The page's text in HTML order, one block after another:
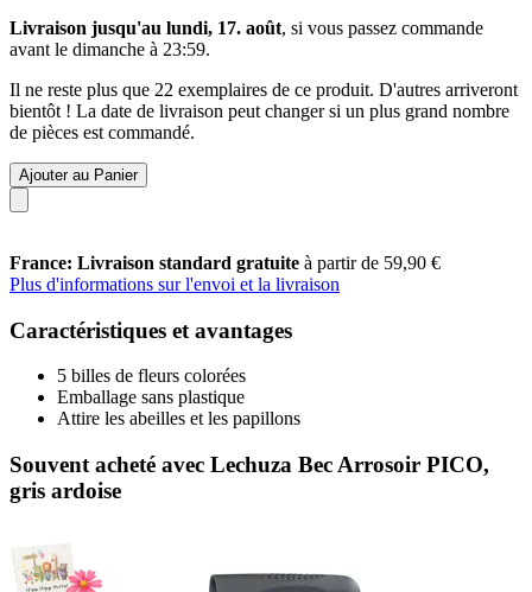
Livraison jusqu'au lundi, 17. août, si vous passez commande
avant le dimanche à 23:59.
Il ne reste plus que 22 exemplaires de ce produit. D'autres arriveront
bientôt ! La date de livraison peut changer si un plus grand nombre
de pièces est commandé.
Ajouter au Panier
France: Livraison standard gratuite à partir de 59,90 €
Plus d'informations sur l'envoi et la livraison
Caractéristiques et avantages
5 billes de fleurs colorées
Emballage sans plastique
Attire les abeilles et les papillons
Souvent acheté avec Lechuza Bec Arrosoir PICO,
gris ardoise